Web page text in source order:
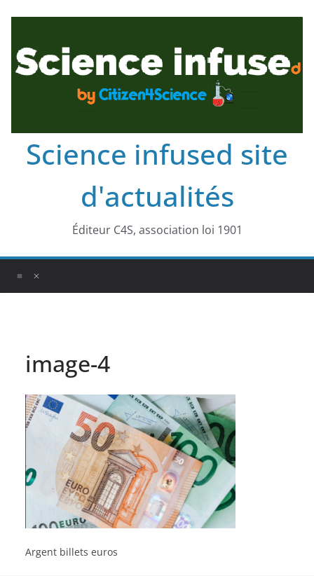
Science infused site
d'actualités
Éditeur C4S, association loi 1901
image-4
Argent billets euros